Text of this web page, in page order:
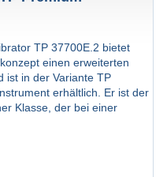
TP 37700E.2 bietet
einen erweiterten
ist in der Variante TP
erhältlich. Er ist der
Klasse, der bei einer